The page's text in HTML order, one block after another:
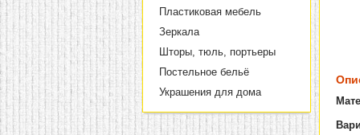
Пластиковая мебель
Зеркала
Шторы, тюль, портьеры
Постельное бельё
Украшения для дома